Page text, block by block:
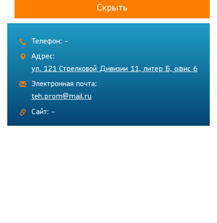
Скрыть
Телефон: -
Адрес:
ул. 121 Стрелковой Дивизии 11, литер Б, офис 6
Электронная почта:
teh.prom@mail.ru
Сайт: -